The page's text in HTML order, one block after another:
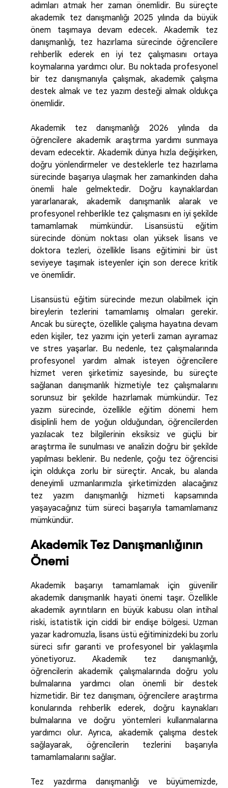
adımları atmak her zaman önemlidir. Bu süreçte
akademik tez danışmanlığı 2025 yılında da büyük
önem taşımaya devam edecek. Akademik tez
danışmanlığı, tez hazırlama sürecinde öğrencilere
rehberlik ederek en iyi tez çalışmasını ortaya
koymalarına yardımcı olur. Bu noktada profesyonel
bir tez danışmanıyla çalışmak, akademik çalışma
destek almak ve tez yazım desteği almak oldukça
önemlidir.
Akademik tez danışmanlığı 2026 yılında da
öğrencilere akademik araştırma yardımı sunmaya
devam edecektir. Akademik dünya hızla değişirken,
doğru yönlendirmeler ve desteklerle tez hazırlama
sürecinde başarıya ulaşmak her zamankinden daha
önemli hale gelmektedir. Doğru kaynaklardan
yararlanarak, akademik danışmanlık alarak ve
profesyonel rehberlikle tez çalışmasını en iyi şekilde
tamamlamak mümkündür. Lisansüstü eğitim
sürecinde dönüm noktası olan yüksek lisans ve
doktora tezleri, özellikle lisans eğitimini bir üst
seviyeye taşımak isteyenler için son derece kritik
ve önemlidir.
Lisansüstü eğitim sürecinde mezun olabilmek için
bireylerin tezlerini tamamlamış olmaları gerekir.
Ancak bu süreçte, özellikle çalışma hayatına devam
eden kişiler, tez yazımı için yeterli zaman ayıramaz
ve stres yaşarlar. Bu nedenle, tez çalışmalarında
profesyonel yardım almak isteyen öğrencilere
hizmet veren şirketimiz sayesinde, bu süreçte
sağlanan danışmanlık hizmetiyle tez çalışmalarını
sorunsuz bir şekilde hazırlamak mümkündür. Tez
yazım sürecinde, özellikle eğitim dönemi hem
disiplinli hem de yoğun olduğundan, öğrencilerden
yazılacak tez bilgilerinin eksiksiz ve güçlü bir
araştırma ile sunulması ve analizin doğru bir şekilde
yapılması beklenir. Bu nedenle, çoğu tez öğrencisi
için oldukça zorlu bir süreçtir. Ancak, bu alanda
deneyimli uzmanlarımızla şirketimizden alacağınız
tez yazım danışmanlığı hizmeti kapsamında
yaşayacağınız tüm süreci başarıyla tamamlamanız
mümkündür.
Akademik Tez Danışmanlığının
Önemi
Akademik başarıyı tamamlamak için güvenilir
akademik danışmanlık hayati önemi taşır. Özellikle
akademik ayrıntıların en büyük kabusu olan intihal
riski, istatistik için ciddi bir endişe bölgesi. Uzman
yazar kadromuzla, lisans üstü eğitiminizdeki bu zorlu
süreci sıfır garanti ve profesyonel bir yaklaşımla
yönetiyoruz. Akademik tez danışmanlığı,
öğrencilerin akademik çalışmalarında doğru yolu
bulmalarına yardımcı olan önemli bir destek
hizmetidir. Bir tez danışmanı, öğrencilere araştırma
konularında rehberlik ederek, doğru kaynakları
bulmalarına ve doğru yöntemleri kullanmalarına
yardımcı olur. Ayrıca, akademik çalışma destek
sağlayarak, öğrencilerin tezlerini başarıyla
tamamlamalarını sağlar.
Tez yazdırma danışmanlığı ve büyümemizde,